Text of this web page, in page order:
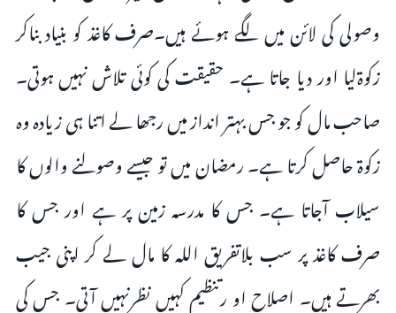
وصولی کی لائن میں لگے ہوئے ہیں۔صرف کاغذ کو بنیاد بناکر
زکوۃلیا اور دیا جاتا ہے۔ حقیقت کی کوئی تلاش نہیں ہوتی۔
صاحب مال کو جو جس بہتر انداز میں رجھا لے اتنا ہی زیادہ وہ
زکوۃ حاصل کرتا ہے۔ رمضان میں تو جیسے وصولنے والوں کا
سیلاب آجاتا ہے۔ جس کا مدرسہ زمین پر ہے اور جس کا
صرف کاغذ پر سب بلاتفریق اللہ کا مال لے کر اپنی جیب
بھرتے ہیں۔ اصلاح او رتنظیم کہیں نظرنہیں آتی۔ جس کی